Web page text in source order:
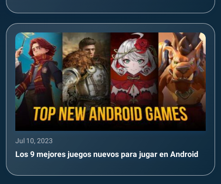
Jul 10, 2023
Los 9 mejores juegos nuevos para jugar en Android